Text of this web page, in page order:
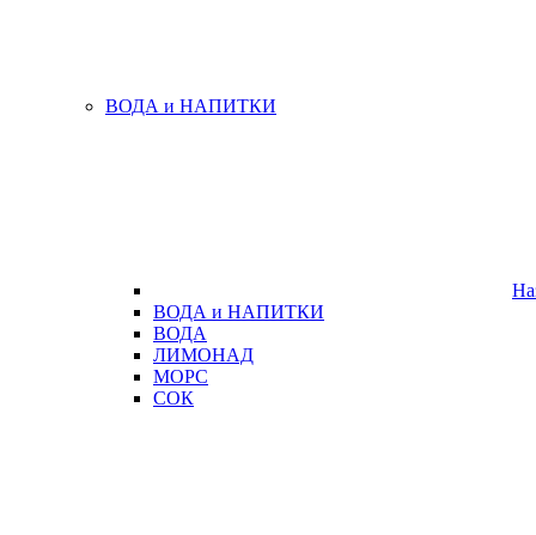
ВОДА и НАПИТКИ
ВОДА и НАПИТКИ
ВОДА
ЛИМОНАД
МОРС
СОК